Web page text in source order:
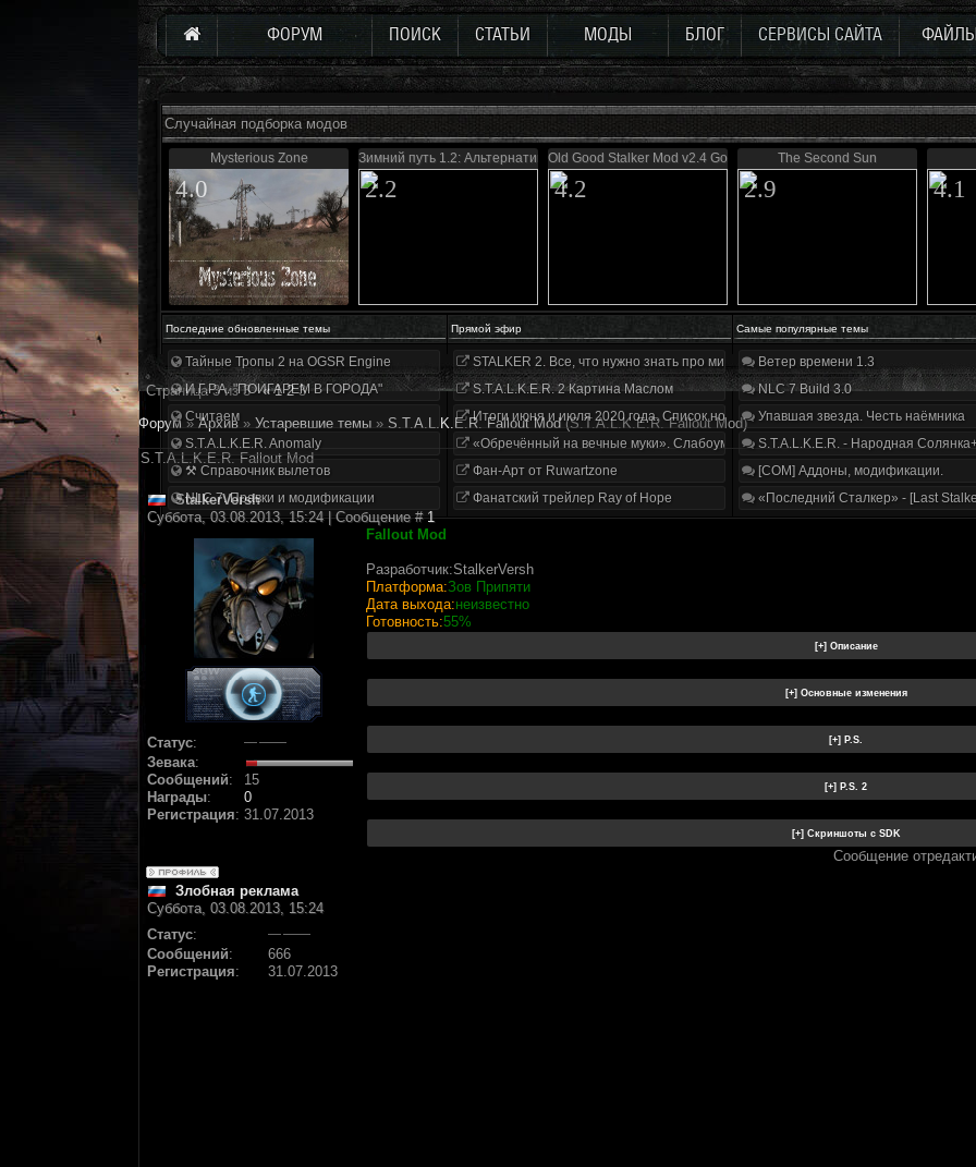
ФОРУМ ПОИСК СТАТЬИ МОДЫ БЛОГ СЕРВИСЫ САЙТА
Случайная подборка модов
Mysterious Zone
4.0
Зимний путь 1.2: Альтернатива
2.2
Old Good Stalker Mod v2.4 Gold
4.2
The Second Sun
2.9 4.1
Последние обновленные темы Прямой эфир Самые популярные темы
Тайные Тропы 2 на OGSR Engine
И.Г.Р.А. "ПОИГАРЕМ В ГОРОДА"
Считаем
S.T.A.L.K.E.R. Anomaly
⚒ Справочник вылетов
NLC 7. Правки и модификации
STALKER 2. Все, что нужно знать про мир, геймплей и сюжет | Разбор трейлера
S.T.A.L.K.E.R. 2 Картина Маслом
Итоги июня и июля 2020 года. Список нововведений
«Обречённый на вечные муки». Слабоумие и отвага
Фан-Арт от Ruwartzone
Фанатский трейлер Ray of Hope
Ветер времени 1.3
NLC 7 Build 3.0
Упавшая звезда. Честь наёмника
S.T.A.L.K.E.R. - Народная
[COM] Аддоны, модификации.
«Последний Сталкер» - [Last
Страница3из3 « 1 2 3
Форум » Архив » Устаревшие темы » S.T.A.L.K.E.R. Fallout Mod (S.T.A.L.K.E.R. Fallout Mod)
S.T.A.L.K.E.R. Fallout Mod
StalkerVersh
Суббота, 03.08.2013, 15:24 | Сообщение #1
Статус:
Зевака:
Сообщений:
15
Награды:
0
Регистрация: 31.07.2013
Fallout Mod
Разработчик:StalkerVersh
Платформа:Зов Припяти
Дата выхода:неизвестно
Готовность:55%
Сообщение
Злобная реклама
Суббота, 03.08.2013, 15:24
Статус:
Сообщений:
666
Регистрация: 31.07.2013